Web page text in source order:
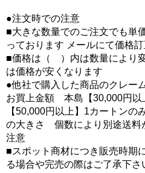
●注文時での注意
■大きな数量でのご注文でも単
っております メールにて価格
■価格は（ ）内は数量により
は価格が安くなります
●他社で購入した商品のクレー
お買上金額 本島【30,000円以
【50,000円以上】1カートン
の大きさ 個数により別途送料
注意
■スポット商材につき販売時期
る場合や完売の際はご了承下